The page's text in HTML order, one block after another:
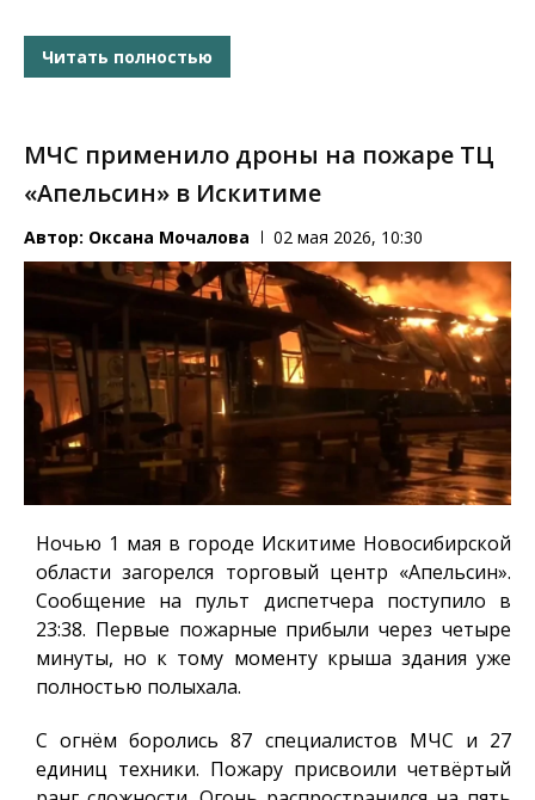
Читать полностью
МЧС применило дроны на пожаре ТЦ
«Апельсин» в Искитиме
Автор: Оксана Мочалова 02 мая 2026, 10:30
Ночью 1 мая в городе Искитиме Новосибирской
области загорелся торговый центр «Апельсин».
Сообщение на пульт диспетчера поступило в
23:38. Первые пожарные прибыли через четыре
минуты, но к тому моменту крыша здания уже
полностью полыхала.
С огнём боролись 87 специалистов МЧС и 27
единиц техники. Пожару присвоили четвёртый